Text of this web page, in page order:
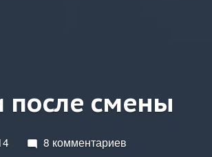
смены
8 комментариев